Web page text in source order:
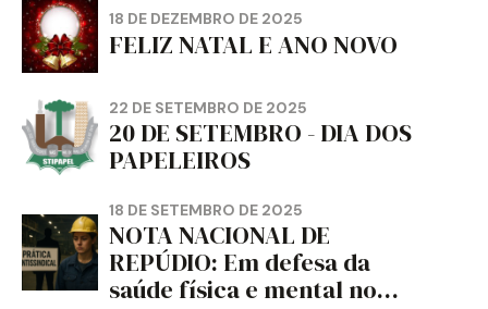
18 DE DEZEMBRO DE 2025
FELIZ NATAL E ANO NOVO
22 DE SETEMBRO DE 2025
20 DE SETEMBRO - DIA DOS
PAPELEIROS
18 DE SETEMBRO DE 2025
NOTA NACIONAL DE
REPÚDIO: Em defesa da
saúde física e mental no